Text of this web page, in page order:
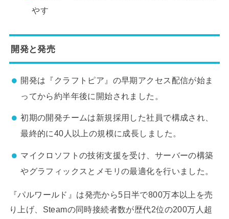
やす
開発と発売
開発は『クラフトピア』の早期アクセス配信が始ま
ってから約半年後に開始されました。
初期の開発チームは新規採用した社員で構成され、
最終的に40人以上の規模に成長しました。
マイクロソフトの技術支援を受け、サーバーの構築
やグラフィックスとメモリの最適化を行いました。
『パルワールド』は発売から5日半で800万本以上を売
り上げ、Steamの同時接続者数が歴代2位の200万人超